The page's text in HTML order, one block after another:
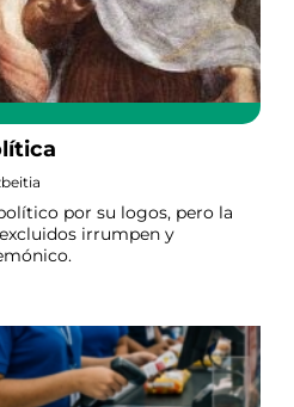
por su logos, pero la
irrumpen y